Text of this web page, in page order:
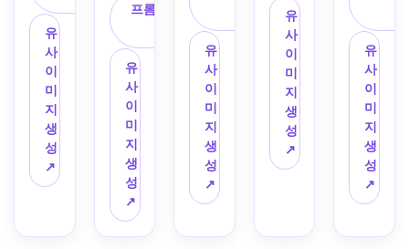
리우
드식
전문
멀티
패널
프리
비즈
스토
리보
드를
유
사
이
미
지
생
성
↗
감정
적인
이별
장면
을 인
디 영
화 스
토리
보드
시퀀
스로
만들
어보
프롬프트 복
유
사
이
미
지
생
성
↗
지는
격투
를 6
패널
액션
스토
리보
드로
제작
하세
요.
앵글
유
사
이
미
지
생
성
↗
타일
스토
리보
드를
생성
하세
요.
오프
닝,
유
사
이
미
지
생
성
↗
타일
로 여
행자
가 산
길을
건너
고,
폐허
에 들
어가
며,
는 지
유
사
이
미
지
생
성
↗